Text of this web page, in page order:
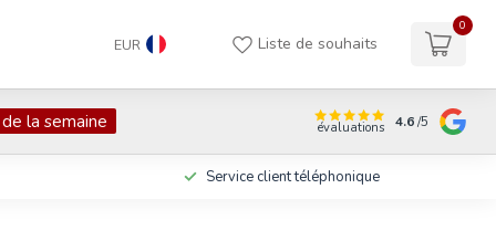
EUR Liste de souhaits
0
la semaine évaluations 4.6/5
Service client téléphonique